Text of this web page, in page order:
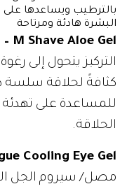
بالترطيب ويساعدها على
البشرة هادئة ومرتاحة
M Shave Aloe Gel
–
التركيز يتحول إلى
كثافةً لحلاقة سلسة
للمساعدة على
الحلاقة.
Cooling Eye Gel
مصل/ سيروم الجل